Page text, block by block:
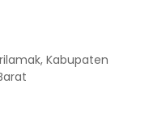
Kabupaten